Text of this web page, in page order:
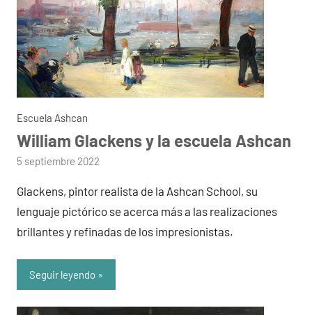
Escuela Ashcan
William Glackens y la escuela Ashcan
por
5 septiembre 2022
Glackens, pintor realista de la Ashcan School, su
lenguaje pictórico se acerca más a las realizaciones
brillantes y refinadas de los impresionistas.
Seguir leyendo